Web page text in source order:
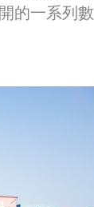
的一系列數